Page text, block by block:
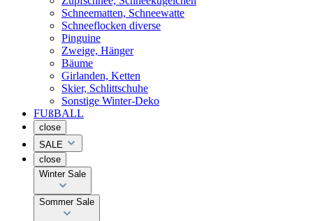
Schneematten, Schneewatte
Schneeflocken diverse
Pinguine
Zweige, Hänger
Bäume
Girlanden, Ketten
Skier, Schlittschuhe
Sonstige Winter-Deko
FUßBALL
close
SALE
close
Winter Sale
Sommer Sale